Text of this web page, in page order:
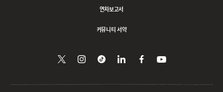
연차보고서
커뮤니티 서약
트위터에서Follow
Follow
링크드인으로페이스북에서유튜브에서